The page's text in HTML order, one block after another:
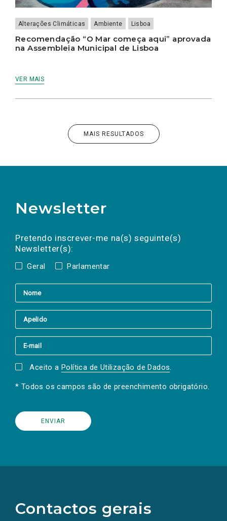
Alterações Climáticas Ambiente Lisboa
Recomendação “O Mar começa aqui” aprovada
na Assembleia Municipal de Lisboa
VER MAIS
MAIS RESULTADOS
Newsletter
Pretendo inscrever-me na(s) seguinte(s)
Newsletter(s):
Geral Parlamentar
a(s) newsletter(s).
mail
Aceito a Política de Utilização de Dados.
* Todos os campos são de preenchimento obrigatório.
Contactos gerais
redes
sociais